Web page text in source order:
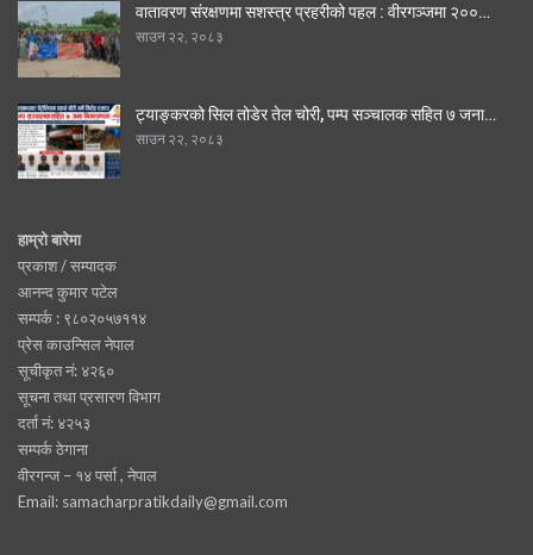
वातावरण संरक्षणमा सशस्त्र प्रहरीको पहल : वीरगञ्जमा २००…
साउन २२, २०८३
ट्याङ्करको सिल तोडेर तेल चोरी, पम्प सञ्चालक सहित ७ जना…
साउन २२, २०८३
हाम्रो बारेमा
प्रकाश / सम्पादक
आनन्द कुमार पटेल
सम्पर्क : ९८०२०५७११४
प्रेस काउन्सिल नेपाल
सूचीकृत नं: ४२६०
सूचना तथा प्रसारण विभाग
दर्ता नं: ४२५३
सम्पर्क ठेगाना
वीरगन्ज – १४ पर्सा , नेपाल
Email: samacharpratikdaily@gmail.com